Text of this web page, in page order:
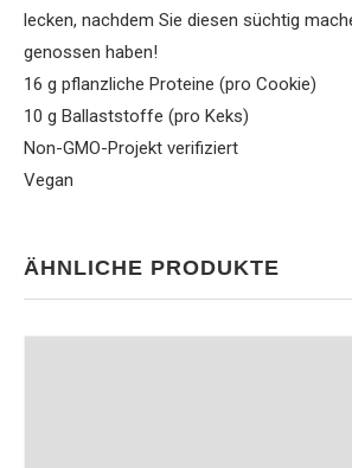
lecken, nachdem Sie diesen süchtig
genossen haben!
16 g pflanzliche Proteine ​​(pro Cookie)
10 g Ballaststoffe (pro Keks)
Non-GMO-Projekt verifiziert
Vegan
ÄHNLICHE PRODUKTE